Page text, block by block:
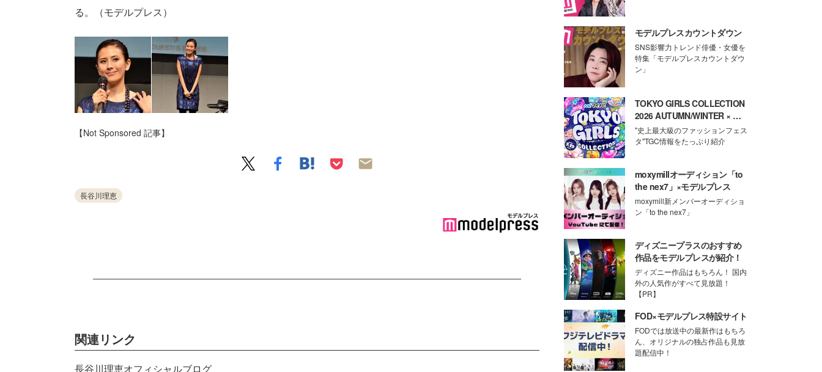
る。（モデルプレス）
【Not Sponsored 記事】
長谷川理恵
関連リンク
長谷川理恵オフィシャルブログ
モデルプレスカウントダウン
SNS影響力トレンド俳優・女優を
特集「モデルプレスカウントダウ
ン」
TOKYO GIRLS COLLECTION
2026 AUTUMN/WINTER × モ
デルプレス
"史上最大級のファッションフェス
タ"TGC情報をたっぷり紹介
moxymillオーディション「to
the nex7」×モデルプレス
moxymill新メンバーオーディショ
ン「to the nex7」
ディズニープラスのおすすめ
作品をモデルプレスが紹介！
ディズニー作品はもちろん！ 国内
外の人気作がすべて見放題！
【PR】
FOD×モデルプレス特設サイト
FODでは放送中の最新作はもちろ
ん、オリジナルの独占作品も見放
題配信中！